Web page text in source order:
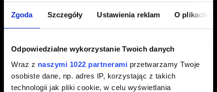
Zgoda Szczegóły Ustawienia reklam O plikach
Odpowiedzialne wykorzystanie Twoich danych
Wraz z naszymi 1022 partnerami przetwarzamy Twoje
osobiste dane, np. adres IP, korzystając z takich
technologii jak pliki cookie, w celu wyświetlania
PlayStation 5 Digital Edition,
jeśli posiadam egzemplarz
płytowy na PlayStation 4?
Utworzony 3 lata temu Zaktualizowany 3 lata temu